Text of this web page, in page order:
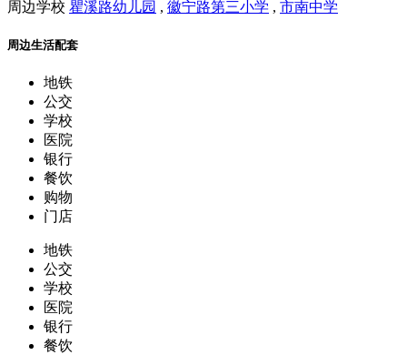
周边学校 瞿溪路幼儿园 , 徽宁路第三小学 , 市南中学
周边生活配套
地铁
公交
学校
医院
银行
餐饮
购物
门店
地铁
公交
学校
医院
银行
餐饮